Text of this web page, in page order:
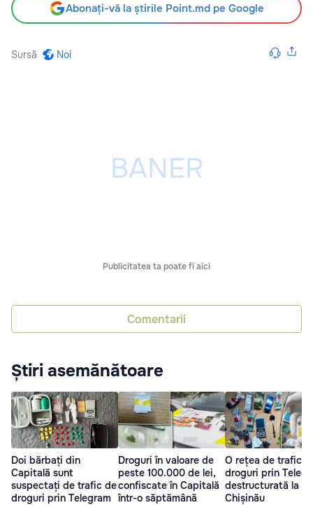
Abonați-vă la știrile Point.md pe Google
Sursă Noi
Publicitatea ta poate fi aici
Comentarii
Știri asemănătoare
Doi bărbați din
Capitală sunt
suspectați de trafic de
droguri prin Telegram
Droguri în valoare de
peste 100.000 de lei,
confiscate în Capitală
într-o săptămână
O rețea de trafic
droguri prin
destructurată la
Chișinău